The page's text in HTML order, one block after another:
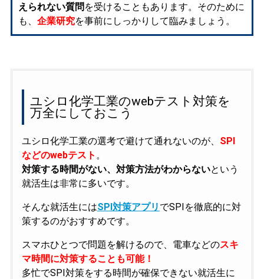
えられない質問 を受けることもあります。そのために
も、 企業研究を事前にしっかりして臨みましょう。
ユシロ化学工業のwebテスト対策を
万全にしておこう
ユシロ化学工業の選考で避けて通れないのが、 SPI
などのwebテスト 。
対策する時間がない、対策方法がわからないという
就活生は非常に多いです。
そんな就活生にはSPI対策アプリ でSPIを徹底的に対
策するのがおすすめです。
スマホひとつで問題を解けるので、電車などのスキ
マ時間に対策することも可能！
多忙でSPI対策をする時間が確保できない就活生に